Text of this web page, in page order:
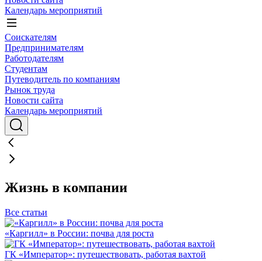
Календарь мероприятий
Соискателям
Предпринимателям
Работодателям
Студентам
Путеводитель по компаниям
Рынок труда
Новости сайта
Календарь мероприятий
Жизнь в компании
Все статьи
«Каргилл» в России: почва для роста
ГК «Император»: путешествовать, работая вахтой